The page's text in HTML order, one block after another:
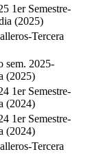
1er Semestre-
(2025)
Tercera
sem. 2025-
(2025)
1er Semestre-
(2024)
1er Semestre-
(2024)
Tercera